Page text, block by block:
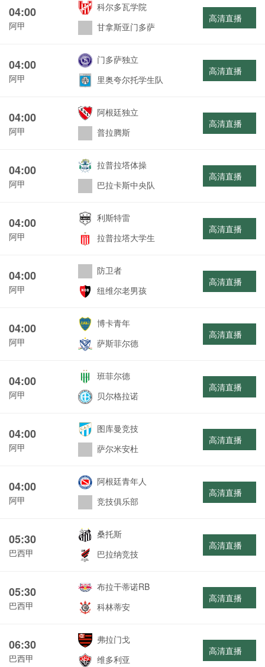
04:00
阿甲
科尔多瓦学院
甘拿斯亚门多萨
高清直播
04:00
阿甲
门多萨独立
里奥夸尔托学生队
高清直播
04:00
阿甲
阿根廷独立
普拉腾斯
高清直播
04:00
阿甲
拉普拉塔体操
巴拉卡斯中央队
高清直播
04:00
阿甲
利斯特雷
拉普拉塔大学生
高清直播
04:00
阿甲
防卫者
纽维尔老男孩
高清直播
04:00
阿甲
博卡青年
萨斯菲尔德
高清直播
04:00
阿甲
班菲尔德
贝尔格拉诺
高清直播
04:00
阿甲
图库曼竞技
萨尔米安杜
高清直播
04:00
阿甲
阿根廷青年人
竞技俱乐部
高清直播
05:30
巴西甲
桑托斯
巴拉纳竞技
高清直播
05:30
巴西甲
布拉干蒂诺RB
科林蒂安
高清直播
06:30
巴西甲
弗拉门戈
维多利亚
高清直播